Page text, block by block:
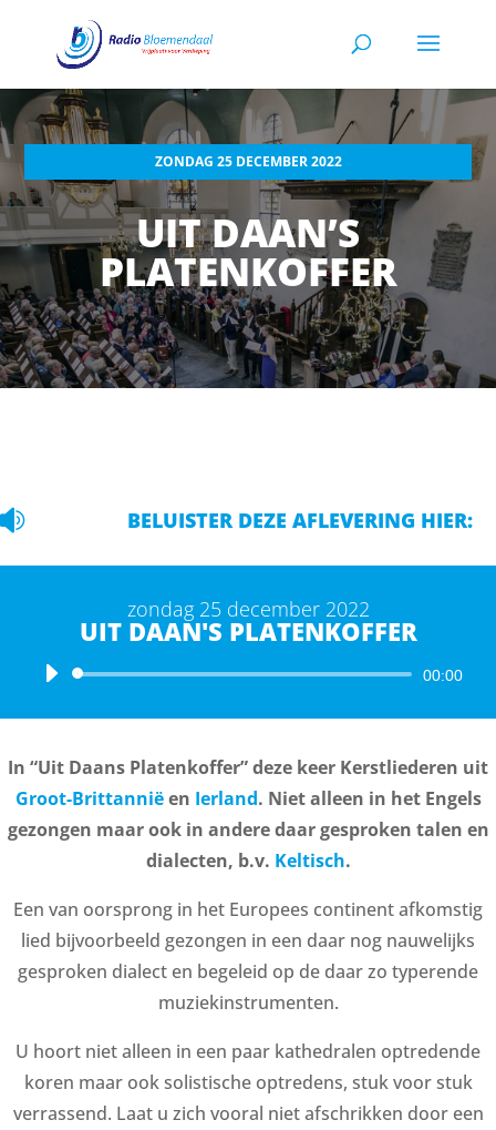
ZONDAG 25 DECEMBER 2022
UIT DAAN’S
PLATENKOFFER
 BELUISTER DEZE AFLEVERING HIER:
zondag 25 december 2022
UIT DAAN'S PLATENKOFFER
Audiospeler 00:00
In “Uit Daans Platenkoffer” deze keer Kerstliederen uit
Groot-Brittanniëen Ierland. Niet alleen in het Engels
gezongen maar ook in andere daar gesproken talen en
dialecten, b.v. Keltisch.
Een van oorsprong in het Europees continent afkomstig
lied bijvoorbeeld gezongen in een daar nog nauwelijks
gesproken dialect en begeleid op de daar zo typerende
muziekinstrumenten.
U hoort niet alleen in een paar kathedralen optredende
koren maar ook solistische optredens, stuk voor stuk
verrassend. Laat u zich vooral niet afschrikken door een